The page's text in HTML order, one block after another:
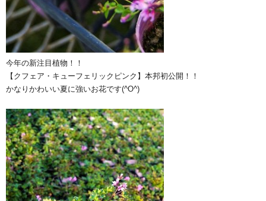
今年の新注目植物！！
【クフェア・キューフェリックピンク】本邦初公開！！
かなりかわいい夏に強いお花です(^O^)